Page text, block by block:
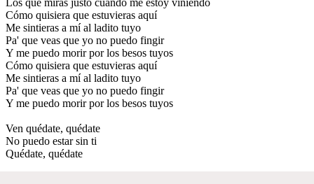
Cómo quisiera que estuvieras aquí
Me sintieras a mí al ladito tuyo
Pa' que veas que yo no puedo fingir
Y me puedo morir por los besos tuyos
Cómo quisiera que estuvieras aquí
Me sintieras a mí al ladito tuyo
Pa' que veas que yo no puedo fingir
Y me puedo morir por los besos tuyos
Ven quédate, quédate
No puedo estar sin ti
Quédate, quédate